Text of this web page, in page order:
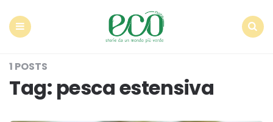
1 POSTS
Tag: pesca estensiva